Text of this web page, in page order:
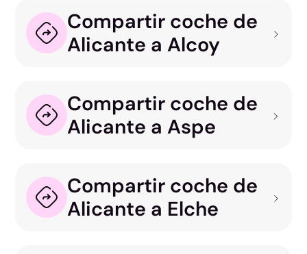
Compartir coche de
Alicante a Alcoy
Compartir coche de
Alicante a Aspe
Compartir coche de
Alicante a Elche